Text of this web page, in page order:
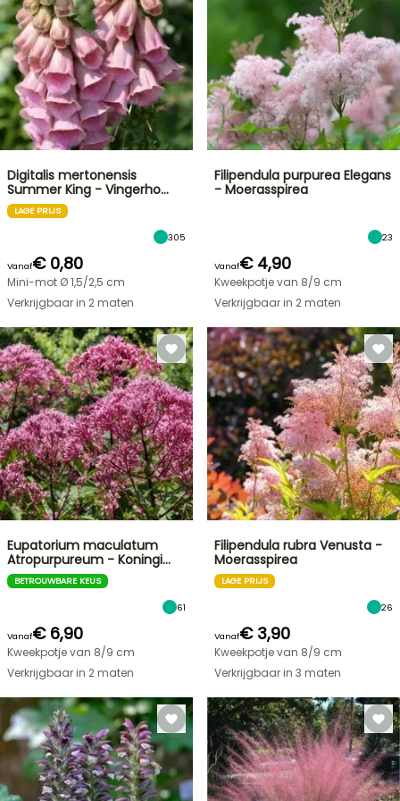
FLASH-
SALES
TOT
Digitalis mertonensis
Summer King - Vingerho…
LAGE PRIJS
305
Vanaf€ 0,80
Mini-mot Ø 1,5/2,5 cm
Verkrijgbaar in 2 maten
Filipendula purpurea Elegans
- Moerasspirea
23
Vanaf€ 4,90
Kweekpotje van 8/9 cm
Verkrijgbaar in 2 maten
Eupatorium maculatum
Atropurpureum - Koningi…
BETROUWBARE KEUS
61
Vanaf€ 6,90
Kweekpotje van 8/9 cm
Verkrijgbaar in 2 maten
Filipendula rubra Venusta -
Moerasspirea
LAGE PRIJS
26
Vanaf€ 3,90
Kweekpotje van 8/9 cm
Verkrijgbaar in 3 maten